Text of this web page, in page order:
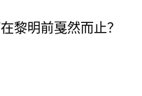
黎明前戛然而止？